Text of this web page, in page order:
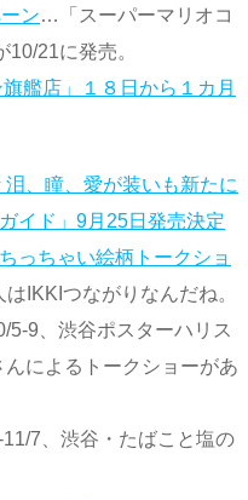
ン…「スーパーマリオコ
21に発売。
艦店」１８日から１カ月
、瞳、愛が装いも新たに
イド」9月25日発売決定
っちゃい絵柄トークショ
IKKIつながりなんだね。
5-9、渋谷ポスターハリス
によるトークショーがあ
7、渋谷・たばこと塩の